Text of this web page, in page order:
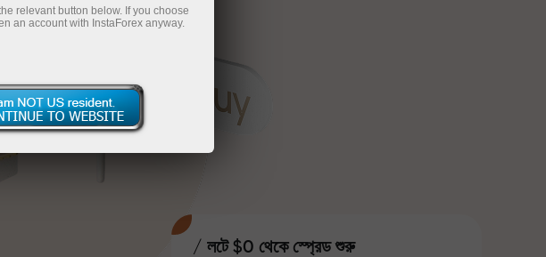
/ লটে $0 থেকে স্প্রেড শুরু
relevant button below. If you choose
an account with InstaForex anyway.